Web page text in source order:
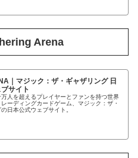
Arena
｜マジック：ザ・ギャザリング 日
サイト
人を超えるプレイヤーとファンを持つ世界
ーディングカードゲーム、マジック：ザ・
日本公式ウェブサイト。